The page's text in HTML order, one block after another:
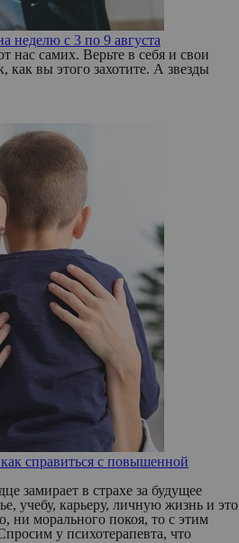
неделю с 3 по 9 августа
нас самих. Верьте в себя и свои
как вы этого захотите. А звезды
справиться с повышенной
замирает в страхе за будущее
учебу, карьеру, личную жизнь и это
ни морального покоя, то с этим
у психотерапевта, что